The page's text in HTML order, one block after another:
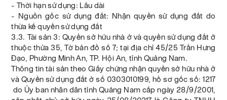
- Thời hạn sử dụng: Lâu dài
- Nguồn gốc sử dụng đất: Nhận quyền sử dụng đất do
thừa kế quyền sử dụng đất
3.3. Tài sản 3: Quyền sở hữu nhà ở và quyền sử dụng đất ở
thuộc thửa 35, Tờ bản đồ số 7; tại địa chỉ 45/25 Trần Hưng
Đạo, Phường Minh An, TP. Hội An, tỉnh Quảng Nam.
Thông tin tài sản theo Giấy chứng nhận quyền sở hữu nhà ở
và Quyền sử dụng đất ở số 0303010199, hồ sơ gốc số: 1217
do Ủy ban nhân dân tỉnh Quảng Nam cấp ngày 28/9/2001,